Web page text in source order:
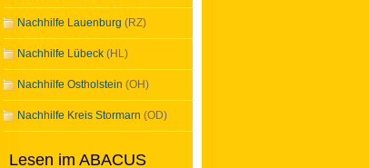
Nachhilfe Lauenburg (RZ)
Nachhilfe Lübeck (HL)
Nachhilfe Ostholstein (OH)
Nachhilfe Kreis Stormarn (OD)
Lesen im ABACUS